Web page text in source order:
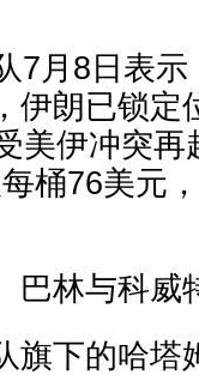
8日表示
伊朗已锁定
美伊冲突再
桶76美元
林与科威
下的哈塔